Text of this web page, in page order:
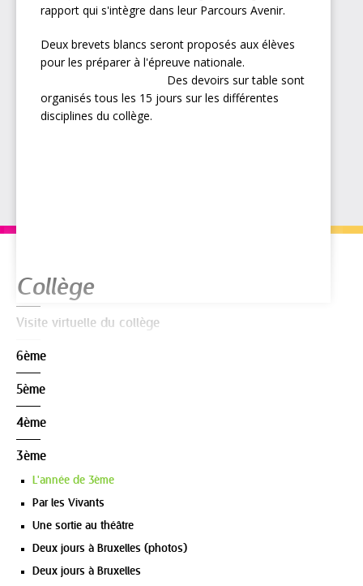
rapport qui s'intègre dans leur Parcours Avenir.
Deux brevets blancs seront proposés aux élèves
pour les préparer à l'épreuve nationale.
Des devoirs sur table sont
organisés tous les 15 jours sur les différentes
disciplines du collège.
Collège
Visite virtuelle du collège
6ème
5ème
4ème
3ème
L'année de 3ème
Par les Vivants
Une sortie au théâtre
Deux jours à Bruxelles (photos)
Deux jours à Bruxelles